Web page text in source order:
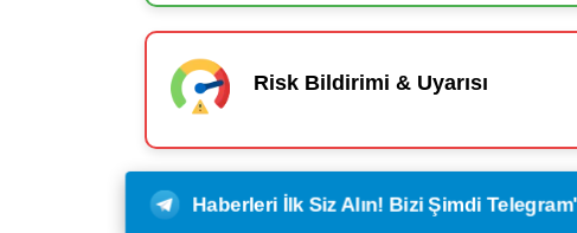
Risk Bildirimi & Uyarısı
Haberleri İlk Siz Alın! Bizi Şimdi